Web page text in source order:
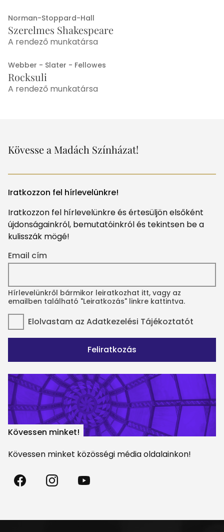
Norman-Stoppard-Hall
Szerelmes Shakespeare
A rendező munkatársa
Webber - Slater - Fellowes
Rocksuli
A rendező munkatársa
Kövesse a Madách Színházat!
Iratkozzon fel hírlevelünkre!
Iratkozzon fel hírlevelünkre és értesüljön elsőként
újdonságainkról, bemutatóinkról és tekintsen be a
kulisszák mögé!
Email cím
Hírlevelünkről bármikor leiratkozhat itt, vagy az
emailben található "Leiratkozás" linkre kattintva.
Elolvastam az Adatkezelési Tájékoztatót
Feliratkozás
Kövessen minket!
Kövessen minket közösségi média oldalainkon!
Madách
Színház
Madách
Színház
Madách
Színház
on